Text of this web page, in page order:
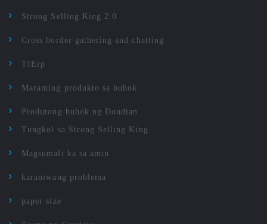
Strong Selling King 2.0
Cross border gathering and chatting
TfErp
Maraming produkto sa buhok
Produtong buhok ng Doudian
Tungkol sa Strong Selling King
Magsumali ka sa amin
karaniwang problema
paper size